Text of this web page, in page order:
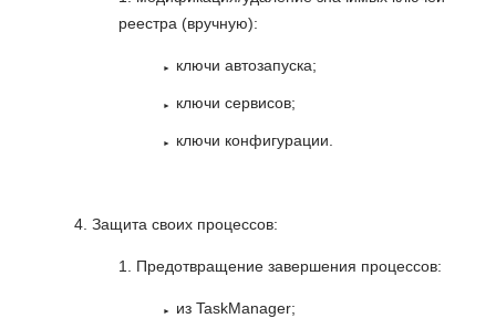
реестра (вручную):
ключи автозапуска;
ключи сервисов;
ключи конфигурации.
Защита своих процессов:
Предотвращение завершения процессов:
из TaskManager;